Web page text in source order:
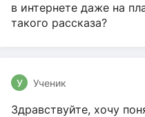
в интернете даже на
такого рассказа?
У Ученик
Здравствуйте, хочу